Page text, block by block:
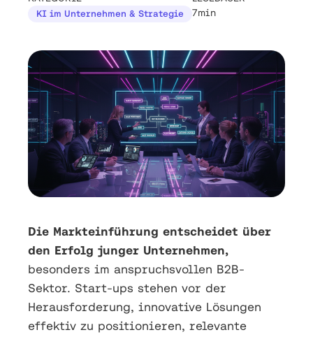
KI im Unternehmen & Strategie
7min
Die Markteinführung entscheidet über
den Erfolg junger Unternehmen,
besonders im anspruchsvollen B2B-
Sektor. Start-ups stehen vor der
Herausforderung, innovative Lösungen
effektiv zu positionieren, relevante